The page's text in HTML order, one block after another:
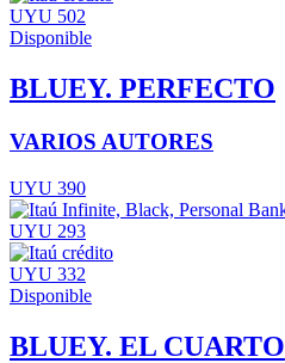
UYU 502
Disponible
BLUEY. PERFECTO
VARIOS AUTORES
UYU 390
UYU 293
UYU 332
Disponible
BLUEY. EL CUARTO